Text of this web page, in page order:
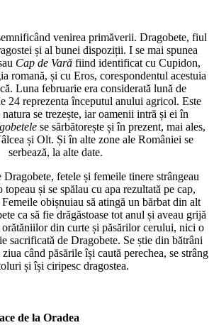
venirea primăverii. Dragobete, fiul
și al bunei dispoziții. I se mai spunea
Cap de Varăfiind identificat cu Cupidon,
romană, și cu Eros, corespondentul acestuia
Luna februarie era considerată lună de
24 reprezenta începutul anului agricol. Este
se trezește, iar oamenii intră și ei în
se sărbătorește și în prezent, mai ales,
și Olt. Și în alte zone ale României se
serbează, la alte date.
fetele și femeile tinere strângeau
topeau și se spălau cu apa rezultată pe cap,
obișnuiau să atingă un bărbat din alt
ca să fie drăgăstoase tot anul și aveau grijă
orătăniilor din curte și păsărilor cerului, nici o
sacrificată de Dragobete. Se știe din bătrâni
când păsările își caută perechea, se strâng
și își ciripesc dragostea.
de la Oradea